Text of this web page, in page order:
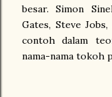
besar. Simon
Gates, Steve
contoh dalam
nama-nama tokoh